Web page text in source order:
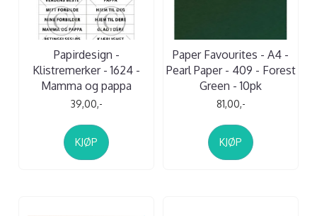
Papirdesign -
Klistremerker - 1624 -
Mamma og pappa
39,00,-
KJØP
Paper Favourites - A4 -
Pearl Paper - 409 - Forest
Green - 10pk
81,00,-
KJØP